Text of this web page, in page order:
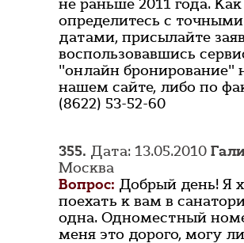
не раньше 2011 года.
определитесь с точными
датами, присылайте
воспользовавшись
"онлайн бронирование"
нашем сайте, либо по
(8622) 53-52-60
355. Дата: 13.05.2010
Москва
Вопрос: Добрый день! Я
поехать к вам в
одна. Одноместный
меня это дорого, могу